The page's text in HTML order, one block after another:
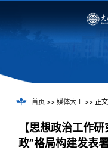
首页>> 媒体大工>> 正文
【思想政治工作
政”格局构建发表